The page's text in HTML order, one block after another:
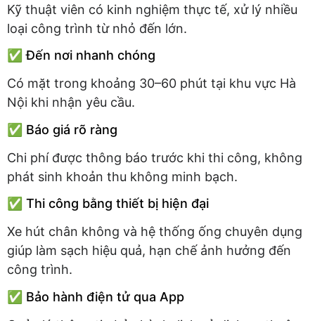
Kỹ thuật viên có kinh nghiệm thực tế, xử lý nhiều
loại công trình từ nhỏ đến lớn.
✅ Đến nơi nhanh chóng
Có mặt trong khoảng 30–60 phút tại khu vực Hà
Nội khi nhận yêu cầu.
✅ Báo giá rõ ràng
Chi phí được thông báo trước khi thi công, không
phát sinh khoản thu không minh bạch.
✅ Thi công bằng thiết bị hiện đại
Xe hút chân không và hệ thống ống chuyên dụng
giúp làm sạch hiệu quả, hạn chế ảnh hưởng đến
công trình.
✅ Bảo hành điện tử qua App